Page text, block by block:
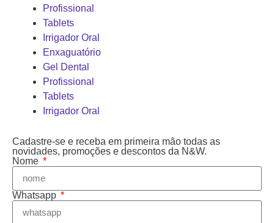
Profissional
Tablets
Irrigador Oral
Enxaguatório
Gel Dental
Profissional
Tablets
Irrigador Oral
Cadastre-se e receba em primeira mão todas as
novidades, promoções e descontos da N&W.
Nome
Whatsapp